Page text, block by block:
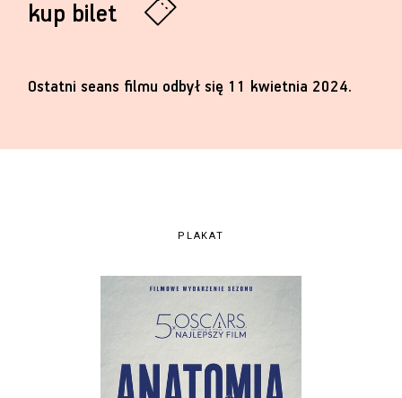
kup bilet
Ostatni seans filmu odbył się 11 kwietnia 2024.
PLAKAT